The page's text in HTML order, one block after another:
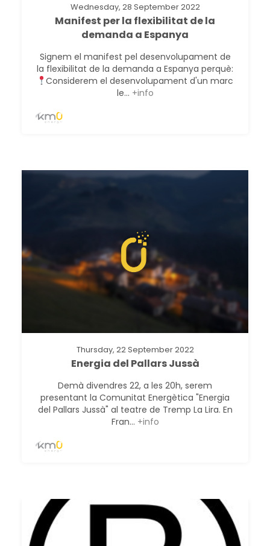
Wednesday, 28 September 2022
Manifest per la flexibilitat de la
demanda a Espanya
Signem el manifest pel desenvolupament de
la flexibilitat de la demanda a Espanya perquè:
Considerem el desenvolupament d'un marc
le... +info
Thursday, 22 September 2022
Energia del Pallars Jussà
Demà divendres 22, a les 20h, serem
presentant la Comunitat Energètica "Energia
del Pallars Jussà" al teatre de Tremp La Lira. En
Fran... +info